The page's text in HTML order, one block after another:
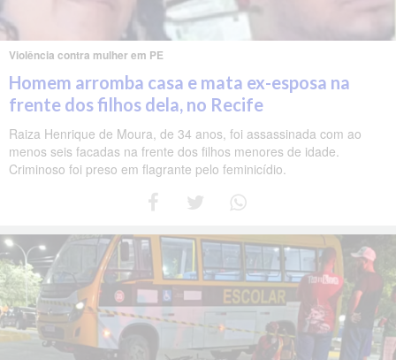
Violência contra mulher em PE
Homem arromba casa e mata ex-esposa na
frente dos filhos dela, no Recife
Raiza Henrique de Moura, de 34 anos, foi assassinada com ao
menos seis facadas na frente dos filhos menores de idade.
Criminoso foi preso em flagrante pelo feminicídio.